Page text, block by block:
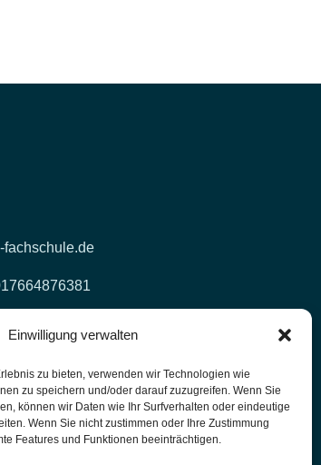
Einwilligung verwalten
zu bieten, verwenden wir Technologien wie
zu speichern und/oder darauf zuzugreifen. Wenn Sie
können wir Daten wie Ihr Surfverhalten oder eindeutige
Wenn Sie nicht zustimmen oder Ihre Zustimmung
Features und Funktionen beeinträchtigen.
fachschule.de
Kasernenstr. 26 42651 Solingen